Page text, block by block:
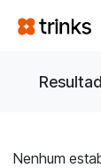
Nenhum